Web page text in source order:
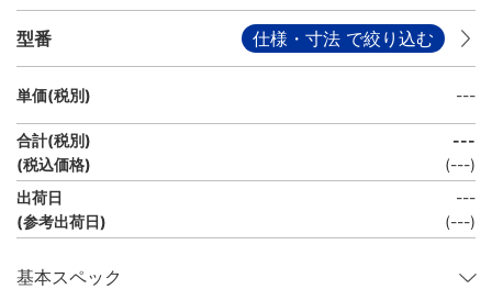
型番 仕様・寸法 で絞り込む
単価(税別) ---
合計(税別)
(税込価格)
---
(---)
出荷日
(参考出荷日)
---
(---)
基本スペック